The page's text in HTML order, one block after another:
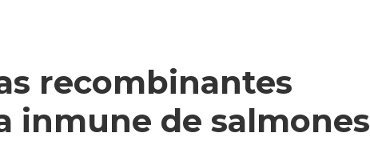
recombinantes
inmune de salmones